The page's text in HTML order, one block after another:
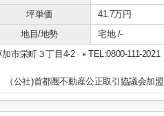
坪単価
41.7万円
地目/地勢 宅地 /-
市栄町３丁目4-2
TEL:0800-111-2021
（公社)首都圏不動産公正取引協議会加盟